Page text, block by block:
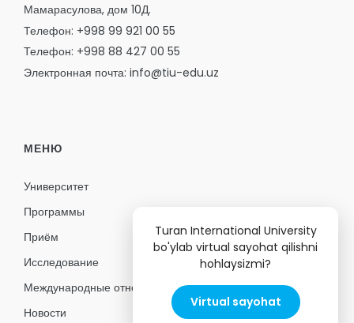
Мамарасулова, дом 10Д.
Телефон: +998 99 921 00 55
Телефон: +998 88 427 00 55
Электронная почта: info@tiu-edu.uz
МЕНЮ
Университет
Программы
Приём
Исследование
Международные отношения
Новости
Turan International University
bo'ylab virtual sayohat qilishni
hohlaysizmi?
Virtual sayohat